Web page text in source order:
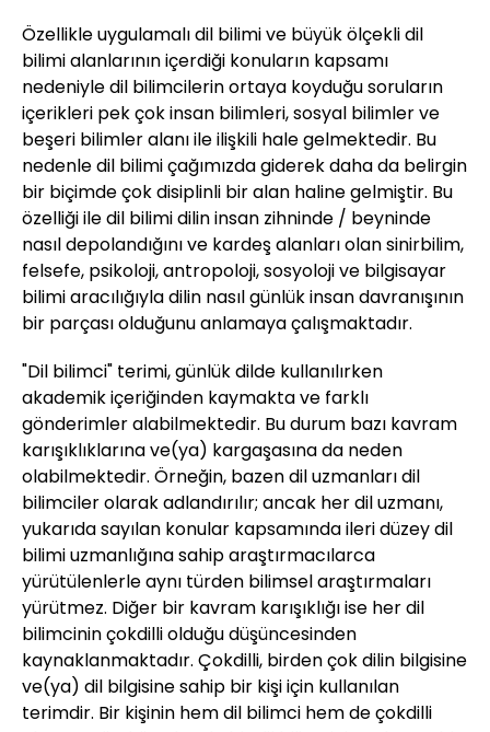
Özellikle uygulamalı dil bilimi ve büyük ölçekli dil
bilimi alanlarının içerdiği konuların kapsamı
nedeniyle dil bilimcilerin ortaya koyduğu soruların
içerikleri pek çok insan bilimleri, sosyal bilimler ve
beşeri bilimler alanı ile ilişkili hale gelmektedir. Bu
nedenle dil bilimi çağımızda giderek daha da belirgin
bir biçimde çok disiplinli bir alan haline gelmiştir. Bu
özelliği ile dil bilimi dilin insan zihninde / beyninde
nasıl depolandığını ve kardeş alanları olan sinirbilim,
felsefe, psikoloji, antropoloji, sosyoloji ve bilgisayar
bilimi aracılığıyla dilin nasıl günlük insan davranışının
bir parçası olduğunu anlamaya çalışmaktadır.
"Dil bilimci" terimi, günlük dilde kullanılırken
akademik içeriğinden kaymakta ve farklı
gönderimler alabilmektedir. Bu durum bazı kavram
karışıklıklarına ve(ya) kargaşasına da neden
olabilmektedir. Örneğin, bazen dil uzmanları dil
bilimciler olarak adlandırılır; ancak her dil uzmanı,
yukarıda sayılan konular kapsamında ileri düzey dil
bilimi uzmanlığına sahip araştırmacılarca
yürütülenlerle aynı türden bilimsel araştırmaları
yürütmez. Diğer bir kavram karışıklığı ise her dil
bilimcinin çokdilli olduğu düşüncesinden
kaynaklanmaktadır. Çokdilli, birden çok dilin bilgisine
ve(ya) dil bilgisine sahip bir kişi için kullanılan
terimdir. Bir kişinin hem dil bilimci hem de çokdilli